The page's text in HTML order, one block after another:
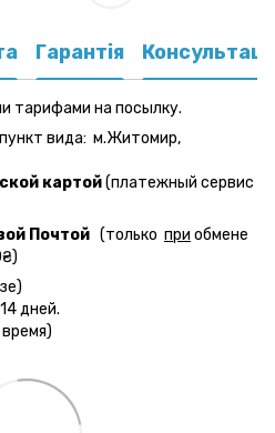
Гарантія
тарифами на посылку.
пункт вида: м.Житомир,
картой(платежный сервис
Почтой (только при обмене
дней.